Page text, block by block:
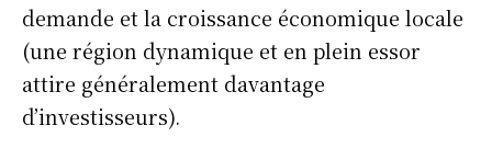
demande et la croissance économique locale
(une région dynamique et en plein essor
attire généralement davantage
d’investisseurs).